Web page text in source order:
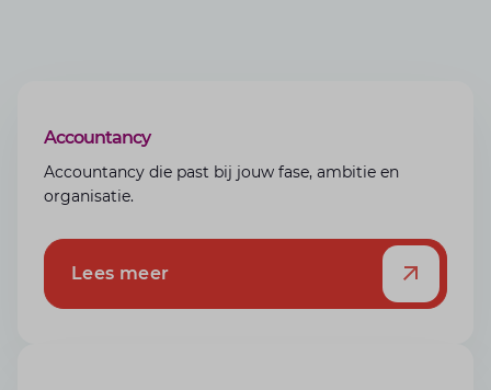
Accountancy
Accountancy die past bij jouw fase, ambitie en
organisatie.
Lees meer